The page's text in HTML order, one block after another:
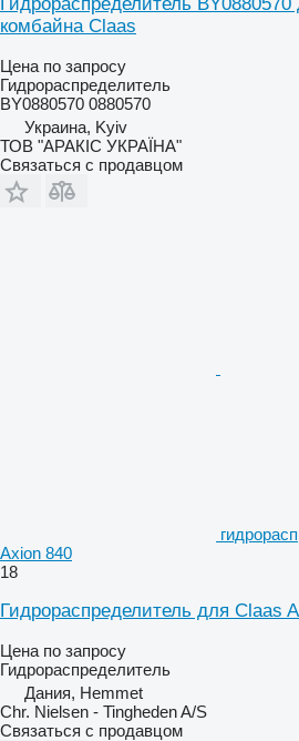
комбайна Claas
Цена по запросу
Гидрораспределитель
BY0880570 0880570
Украина, Kyiv
ТОВ "АРАКІС УКРАЇНА"
Связаться с продавцом
Axion 840
18
Гидрораспределитель для Claas
Цена по запросу
Гидрораспределитель
Дания, Hemmet
Chr. Nielsen - Tingheden A/S
Связаться с продавцом